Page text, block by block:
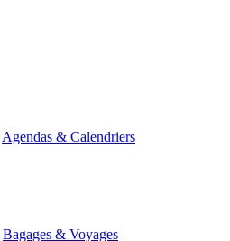
Agendas & Calendriers
Bagages & Voyages